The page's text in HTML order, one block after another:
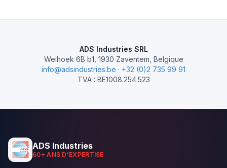
ADS Industries SRL
Weihoek 6B b1, 1930 Zaventem, Belgique
info@adsindustries.be · +32 (0)2 735 99 91
TVA : BE1008.254.523
ADS Industries
60+ ANS D'EXPERTISE